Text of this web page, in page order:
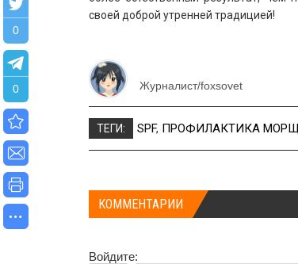
своей доброй утренней традицией!
Журналист/foxsovet
ТЕГИ: SPF, ПРОФИЛАКТИКА
КОММЕНТАРИИ
Войдите:
0
0